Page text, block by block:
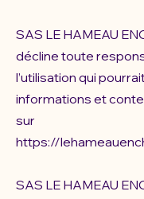
SAS LE HAMEAU
décline toute
l’utilisation qui
informations et
sur
https://
SAS LE HAMEAU